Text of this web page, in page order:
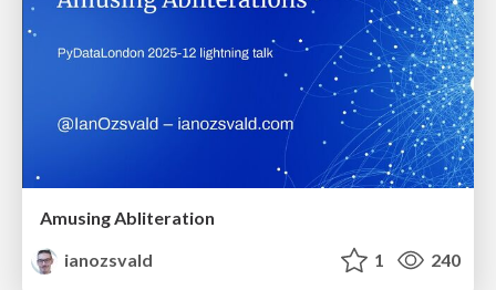
Amusing Abliteration
ianozsvald
1 240